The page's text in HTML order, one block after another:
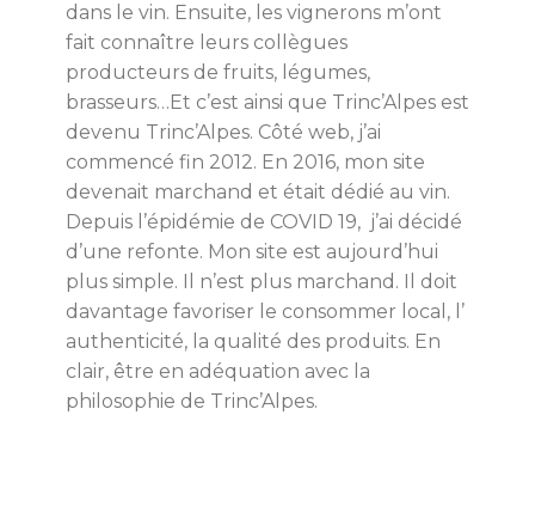
dans le vin. Ensuite, les vignerons m’ont
fait connaître leurs collègues
producteurs de fruits, légumes,
brasseurs…Et c’est ainsi que Trinc’Alpes est
devenu Trinc’Alpes. Côté web, j’ai
commencé fin 2012. En 2016, mon site
devenait marchand et était dédié au vin.
Depuis l’épidémie de COVID 19, j’ai décidé
d’une refonte. Mon site est aujourd’hui
plus simple. Il n’est plus marchand. Il doit
davantage favoriser le consommer local, l’
authenticité, la qualité des produits. En
clair, être en adéquation avec la
philosophie de Trinc’Alpes.